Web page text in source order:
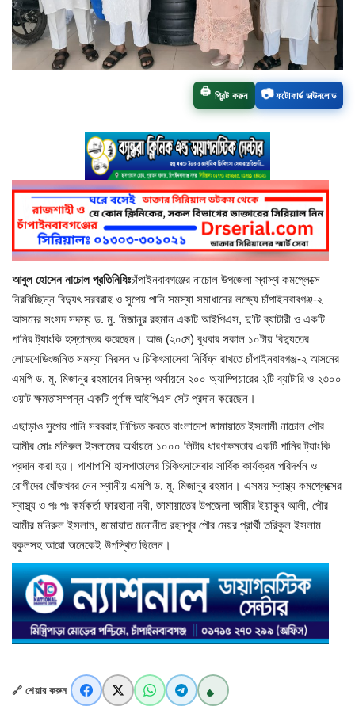
চাঁপাইনবাবগঞ্জ সদর
রাজশাহী বিভাগ
গোমস্তাপুর
ভোলাহাট
নওগাঁ
রংপুর
চট্টগ্রাম
খাগড়াছড়ি
ব্রাহ্মণবাড়িয়া
পটুয়াখালী
জাতীয়
আন্তর্জাতিক
সারাদেশ
স্বাস্থ্য
🖨️ প্রিন্ট করুন 📷 ফটোকার্ড ডাউনলোড
আবুল হোসেন নাচোল প্রতিনিধিঃচাঁপাইনবাবগঞ্জের নাচোল উপজেলা স্বাস্থ কমপ্লেক্সে
নিরবিচ্ছিন্ন বিদ্যুৎ সরবরাহ ও সুপেয় পানি সমস্যা সমাধানের লক্ষ্যে চাঁপাইনবাবগঞ্জ-২
আসনের সংসদ সদস্য ড. মু. মিজানুর রহমান একটি আইপিএস, দু’টি ব্যাটারী ও একটি
পানির ট্যাংকি হস্তান্তর করেছেন। আজ (২০মে) বুধবার সকাল ১০টায় বিদ্যুতের
লোডশেডিংজনিত সমস্যা নিরসন ও চিকিৎসাসেবা নির্বিঘ্ন রাখতে চাঁপাইনবাবগঞ্জ-২ আসনের
এমপি ড. মু. মিজানুর রহমানের নিজস্ব অর্থায়নে ২০০ অ্যাম্পিয়ারের ২টি ব্যাটারি ও ২৩০০
ওয়াট ক্ষমতাসম্পন্ন একটি পূর্ণাঙ্গ আইপিএস সেট প্রদান করেছেন।
এছাড়াও সুপেয় পানি সরবরাহ নিশ্চিত করতে বাংলাদেশ জামায়াতে ইসলামী নাচোল পৌর
আমীর মোঃ মনিরুল ইসলামের অর্থায়নে ১০০০ লিটার ধারণক্ষমতার একটি পানির ট্যাংকি
প্রদান করা হয়। পাশাপাশি হাসপাতালের চিকিৎসাসেবার সার্বিক কার্যক্রম পরিদর্শন ও
রোগীদের খোঁজখবর নেন স্থানীয় এমপি ড. মু. মিজানুর রহমান। এসময় স্বাস্থ্য কমপ্লেক্সের
স্বাস্থ্য ও পঃ পঃ কর্মকর্তা ফারহানা নবী, জামায়াতের উপজেলা আমীর ইয়াকুব আলী, পৌর
আমীর মনিরুল ইসলাম, জামায়াত মনোনীত রহনপুর পৌর মেয়র প্রার্থী তরিকুল ইসলাম
বকুলসহ আরো অনেকেই উপস্থিত ছিলেন।
🔗 শেয়ার করুন